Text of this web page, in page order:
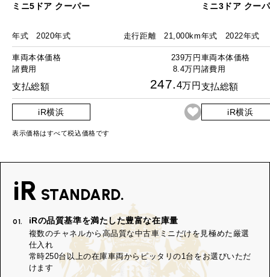
ミニ5ドア クーパー
年式 2020年式 走行距離 21,000km
車両本体価格
239万円
諸費用
8.4万円
支払総額 247.4万円
iR横浜
ミニ3ドア クー
年式 2022年式
車両本体価格
諸費用
支払総額
iR横浜
表示価格はすべて税込価格です
iR STANDARD.
01. iRの品質基準を満たした豊富な在庫量
複数のチャネルから高品質な中古車ミニだけを見極めた厳選
仕入れ
常時250台以上の在庫車両からピッタリの1台をお選びいただ
けます